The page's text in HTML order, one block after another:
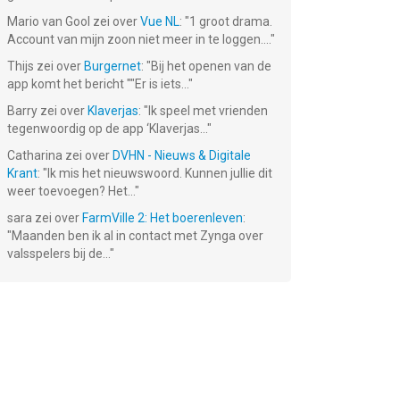
Remote
Gratis!
Gratis!
Mario van Gool zei overVue NL: "1 groot drama.
Account van mijn zoon niet meer in te loggen.... "
Thijs zei over Burgernet: "Bij het openen van de
app komt het bericht ""Er is iets... "
Barry zei over Klaverjas: " Ik speel met vrienden
tegenwoordig op de app ‘Klaverjas... "
Catharina zei over DVHN - Nieuws & Digitale
Krant: " Ik mis het nieuwswoord. Kunnen jullie dit
weer toevoegen? Het... "
sara zei over FarmVille 2: Het boerenleven:
"Maanden ben ik al in contact met Zynga over
valsspelers bij de... "